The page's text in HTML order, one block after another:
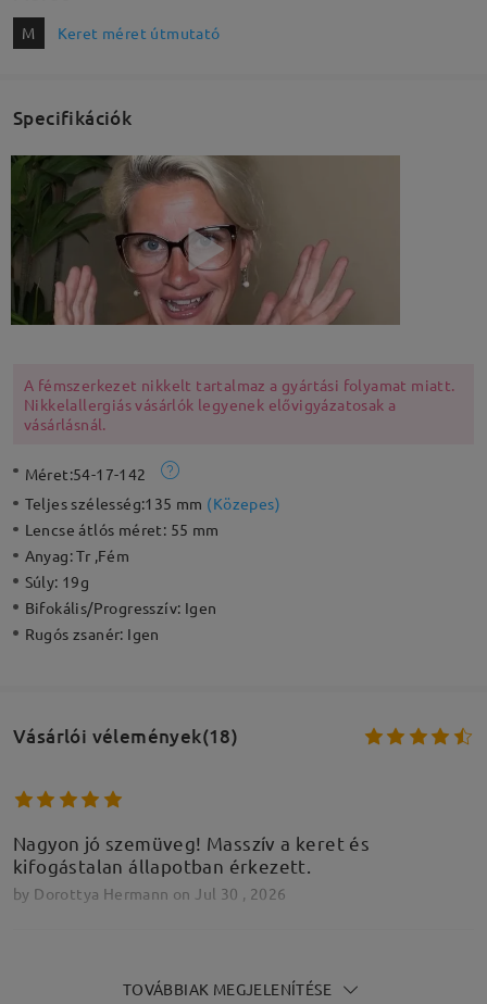
M Keret méret útmutató
Specifikációk
A fémszerkezet nikkelt tartalmaz a gyártási folyamat miatt.
Nikkelallergiás vásárlók legyenek elővigyázatosak a
vásárlásnál.
Méret:54-17-142
Teljes szélesség:135 mm (Közepes)
Lencse átlós méret: 55 mm
Anyag:Tr ,Fém
Súly: 19g
Bifokális/Progresszív: Igen
Rugós zsanér: Igen
Vásárlói vélemények(18)
Nagyon jó szemüveg! Masszív a keret és
kifogástalan állapotban érkezett.
by Dorottya Hermann on Jul 30 , 2026
TOVÁBBIAK MEGJELENÍTÉSE